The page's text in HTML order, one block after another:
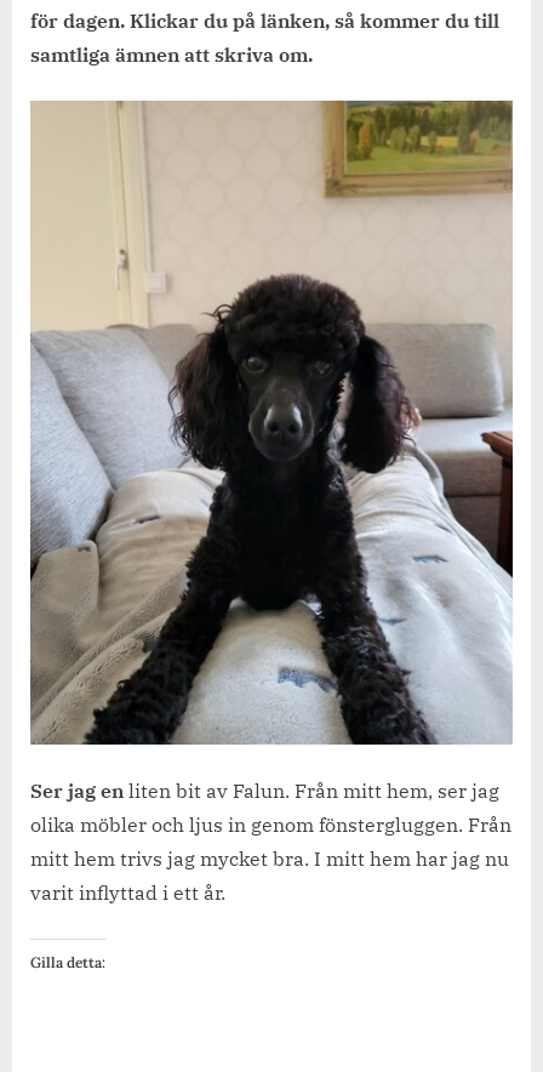
för dagen. Klickar du på länken, så kommer du till
samtliga ämnen att skriva om.
Ser jag en liten bit av Falun. Från mitt hem, ser jag
olika möbler och ljus in genom fönstergluggen. Från
mitt hem trivs jag mycket bra. I mitt hem har jag nu
varit inflyttad i ett år.
Gilla detta: